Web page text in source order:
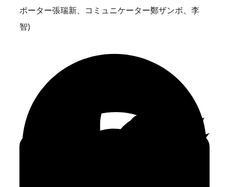
ポーター張瑞新、コミュニケーター鄭ザンボ、李
智)